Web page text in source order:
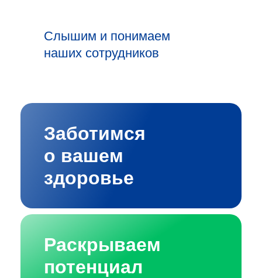
Слышим и понимаем
наших сотрудников
Заботимся
о вашем
здоровье
Раскрываем
потенциал